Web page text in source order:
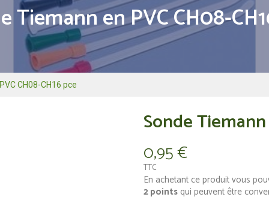
Tiemann en PVC CH08-
CH08-CH16 pce
Sonde
0,95 €
TTC
En achetant ce produit vous
2points qui peuvent être